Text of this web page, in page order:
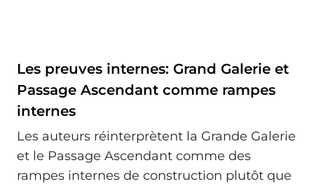
Les preuves internes: Grand Galerie et
Passage Ascendant comme rampes
internes
Les auteurs réinterprètent la Grande Galerie
et le Passage Ascendant comme des
rampes internes de construction plutôt que